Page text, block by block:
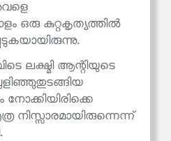
ഒരു കുറ്റകൃത്യത്തിൽ
ലക്ഷ്മി ആന്റിയുടെ
നിസ്സാരമായിരുന്നെന്ന്